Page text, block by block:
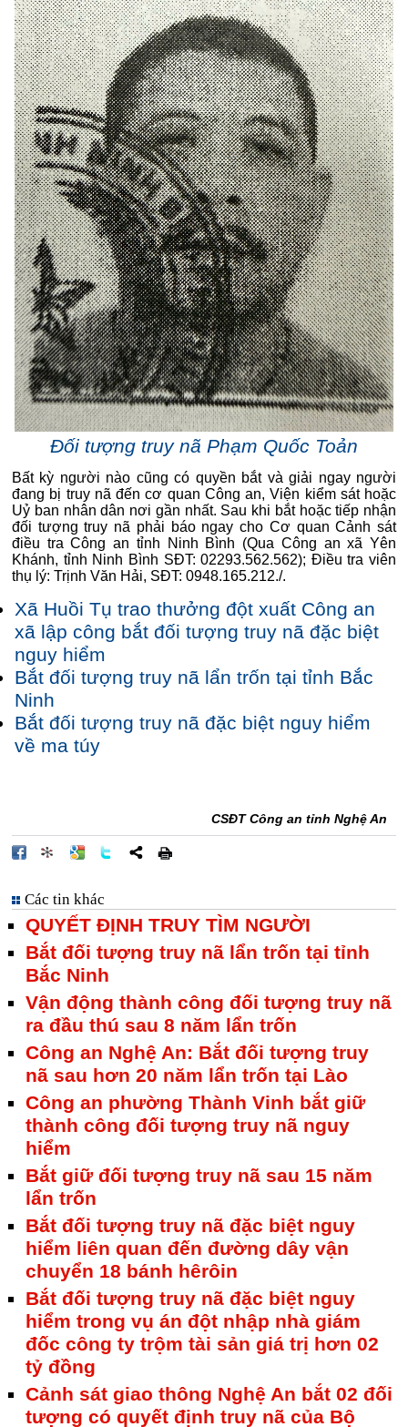
Đối tượng truy nã Phạm Quốc Toản
Bất kỳ người nào cũng có quyền bắt và giải ngay người
đang bị truy nã đến cơ quan Công an, Viện kiểm sát hoặc
Uỷ ban nhân dân nơi gần nhất. Sau khi bắt hoặc tiếp nhận
đối tượng truy nã phải báo ngay cho Cơ quan Cảnh sát
điều tra Công an tỉnh Ninh Bình (Qua Công an xã Yên
Khánh, tỉnh Ninh Bình SĐT: 02293.562.562); Điều tra viên
thụ lý: Trịnh Văn Hải, SĐT: 0948.165.212./.
Xã Huồi Tụ trao thưởng đột xuất Công an
xã lập công bắt đối tượng truy nã đặc biệt
nguy hiểm
Bắt đối tượng truy nã lẩn trốn tại tỉnh Bắc
Ninh
Bắt đối tượng truy nã đặc biệt nguy hiểm
về ma túy
CSĐT Công an tỉnh Nghệ An
Các tin khác
QUYẾT ĐỊNH TRUY TÌM NGƯỜI
Bắt đối tượng truy nã lẩn trốn tại tỉnh
Bắc Ninh
Vận động thành công đối tượng truy nã
ra đầu thú sau 8 năm lẩn trốn
Công an Nghệ An: Bắt đối tượng truy
nã sau hơn 20 năm lẩn trốn tại Lào
Công an phường Thành Vinh bắt giữ
thành công đối tượng truy nã nguy
hiểm
Bắt giữ đối tượng truy nã sau 15 năm
lẩn trốn
Bắt đối tượng truy nã đặc biệt nguy
hiểm liên quan đến đường dây vận
chuyển 18 bánh hêrôin
Bắt đối tượng truy nã đặc biệt nguy
hiểm trong vụ án đột nhập nhà giám
đốc công ty trộm tài sản giá trị hơn 02
tỷ đồng
Cảnh sát giao thông Nghệ An bắt 02 đối
tượng có quyết định truy nã của Bộ